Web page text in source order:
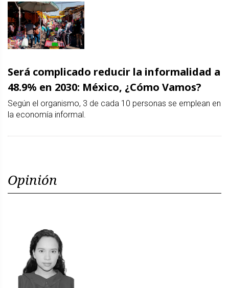
Será complicado reducir la informalidad a
48.9% en 2030: México, ¿Cómo Vamos?
Según el organismo, 3 de cada 10 personas se emplean en
la economía informal.
Opinión